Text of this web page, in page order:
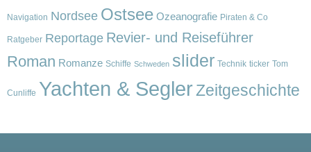
Navigation Nordsee Ostsee Ozeanografie Piraten & Co
Ratgeber Reportage Revier- und Reiseführer
Roman Romanze Schiffe Schweden slider Technik ticker Tom
Cunliffe Yachten & SeglerZeitgeschichte